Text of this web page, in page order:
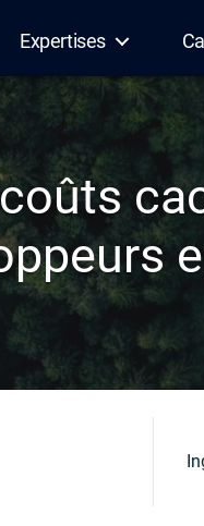
Expertises